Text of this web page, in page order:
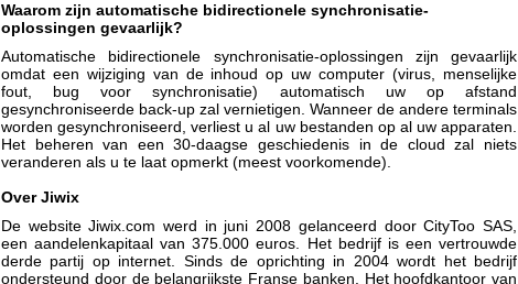
Waarom zijn automatische bidirectionele synchronisatie-
oplossingen gevaarlijk?
Automatische bidirectionele synchronisatie-oplossingen zijn gevaarlijk
omdat een wijziging van de inhoud op uw computer (virus, menselijke
fout, bug voor synchronisatie) automatisch uw op afstand
gesynchroniseerde back-up zal vernietigen. Wanneer de andere terminals
worden gesynchroniseerd, verliest u al uw bestanden op al uw apparaten.
Het beheren van een 30-daagse geschiedenis in de cloud zal niets
veranderen als u te laat opmerkt (meest voorkomende).
Over Jiwix
De website Jiwix.com werd in juni 2008 gelanceerd door CityToo SAS,
een aandelenkapitaal van 375.000 euros. Het bedrijf is een vertrouwde
derde partij op internet. Sinds de oprichting in 2004 wordt het bedrijf
ondersteund door de belangrijkste Franse banken. Het hoofdkantoor van